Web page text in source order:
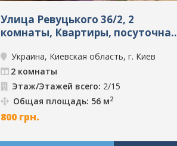
Улица Ревуцького 36/2, 2
комнаты, Квартиры, посуточная
Украина, Киевская область, г. Киев
2 комнаты
Этаж/Этажей всего: 2/15
Общая площадь: 56 м2
800 грн.